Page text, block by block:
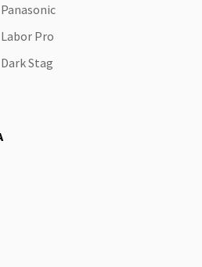
Panasonic
Labor Pro
Dark Stag